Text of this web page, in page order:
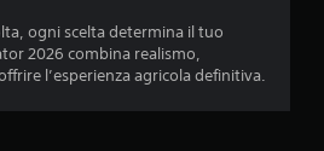
ogni scelta determina il tuo
2026 combina realismo,
l’esperienza agricola definitiva.